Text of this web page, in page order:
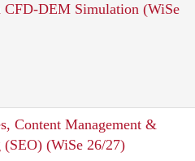
CFD-DEM Simulation (WiSe
Content Management &
(SEO) (WiSe 26/27)